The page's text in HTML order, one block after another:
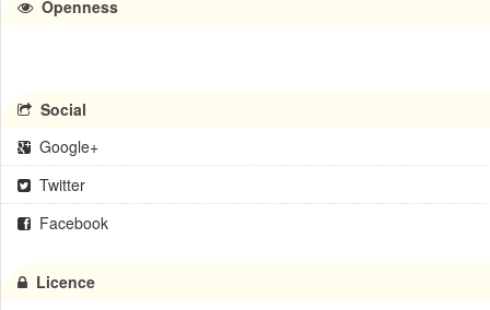
Openness
Social
Google+
Twitter
Facebook
Licence